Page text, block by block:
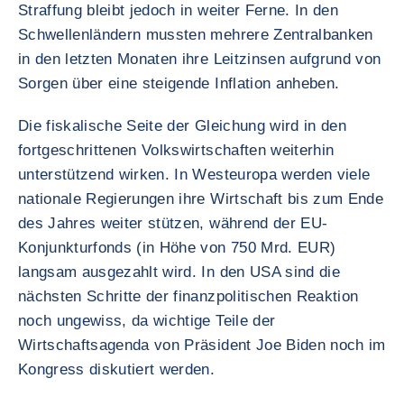
Straffung bleibt jedoch in weiter Ferne. In den
Schwellenländern mussten mehrere Zentralbanken
in den letzten Monaten ihre Leitzinsen aufgrund von
Sorgen über eine steigende Inflation anheben.
Die fiskalische Seite der Gleichung wird in den
fortgeschrittenen Volkswirtschaften weiterhin
unterstützend wirken. In Westeuropa werden viele
nationale Regierungen ihre Wirtschaft bis zum Ende
des Jahres weiter stützen, während der EU-
Konjunkturfonds (in Höhe von 750 Mrd. EUR)
langsam ausgezahlt wird. In den USA sind die
nächsten Schritte der finanzpolitischen Reaktion
noch ungewiss, da wichtige Teile der
Wirtschaftsagenda von Präsident Joe Biden noch im
Kongress diskutiert werden.